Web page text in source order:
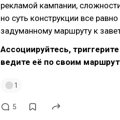
рекламой кампании,
но суть конструкции все
задуманному маршруту к
Ассоциируйтесь,
ведите её по своим
1
5